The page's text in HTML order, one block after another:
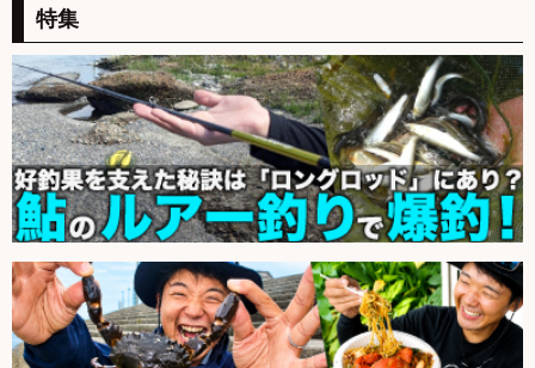
特集